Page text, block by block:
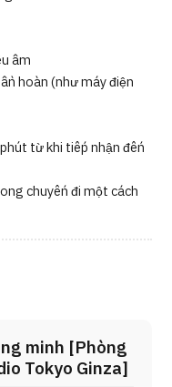
âm
hoàn (như máy điện
từ khi tiếp nhận đến
chuyến đi một cách
minh [Phòng
Tokyo Ginza]